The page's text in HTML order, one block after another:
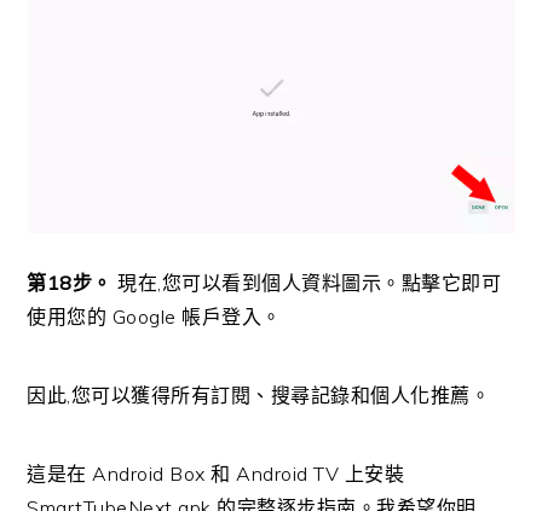
第18步。 現在,您可以看到個人資料圖示。點擊它即可
使用您的 Google 帳戶登入。
因此,您可以獲得所有訂閱、搜尋記錄和個人化推薦。
這是在 Android Box 和 Android TV 上安裝